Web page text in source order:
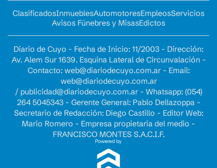
ClasificadosInmueblesAutomotoresEmpleosServicios
Avisos Fúnebres y MisasEdictos
Diario de Cuyo - Fecha de Inicio: 11/2003 - Dirección:
Av. Alem Sur 1639. Esquina Lateral de Circunvalación -
Contacto: web@diariodecuyo.com.ar- Email:
web@diariodecuyo.com.ar
/ publicidad@diariodecuyo.com.ar- Whatsapp: (054)
264 5045343 - Gerente General: Pablo Dellazoppa -
Secretario de Redacción: Diego Castillo - Editor Web:
Mario Romero - Empresa propietaria del medio -
FRANCISCO MONTES S.A.C.I.F.